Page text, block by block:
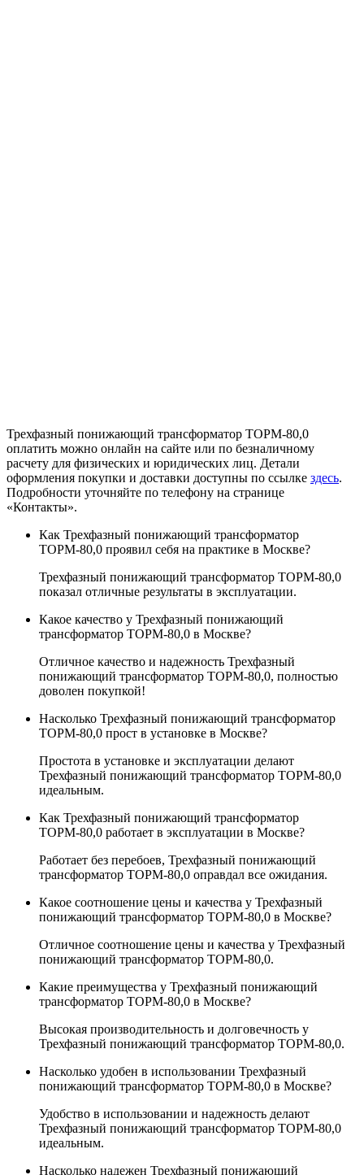
Трехфазный понижающий трансформатор ТОРМ-80,0
оплатить можно онлайн на сайте или по безналичному
расчету для физических и юридических лиц. Детали
оформления покупки и доставки доступны по ссылке здесь.
Подробности уточняйте по телефону на странице
«Контакты».
Как Трехфазный понижающий трансформатор
ТОРМ-80,0 проявил себя на практике в Москве?
Трехфазный понижающий трансформатор ТОРМ-80,0
показал отличные результаты в эксплуатации.
Какое качество у Трехфазный понижающий
трансформатор ТОРМ-80,0 в Москве?
Отличное качество и надежность Трехфазный
понижающий трансформатор ТОРМ-80,0, полностью
доволен покупкой!
Насколько Трехфазный понижающий трансформатор
ТОРМ-80,0 прост в установке в Москве?
Простота в установке и эксплуатации делают
Трехфазный понижающий трансформатор ТОРМ-80,0
идеальным.
Как Трехфазный понижающий трансформатор
ТОРМ-80,0 работает в эксплуатации в Москве?
Работает без перебоев, Трехфазный понижающий
трансформатор ТОРМ-80,0 оправдал все ожидания.
Какое соотношение цены и качества у Трехфазный
понижающий трансформатор ТОРМ-80,0 в Москве?
Отличное соотношение цены и качества у Трехфазный
понижающий трансформатор ТОРМ-80,0.
Какие преимущества у Трехфазный понижающий
трансформатор ТОРМ-80,0 в Москве?
Высокая производительность и долговечность у
Трехфазный понижающий трансформатор ТОРМ-80,0.
Насколько удобен в использовании Трехфазный
понижающий трансформатор ТОРМ-80,0 в Москве?
Удобство в использовании и надежность делают
Трехфазный понижающий трансформатор ТОРМ-80,0
идеальным.
Насколько надежен Трехфазный понижающий